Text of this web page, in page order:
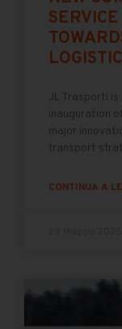
JL Trasporti
inauguration
major
transport
CONTINUA A